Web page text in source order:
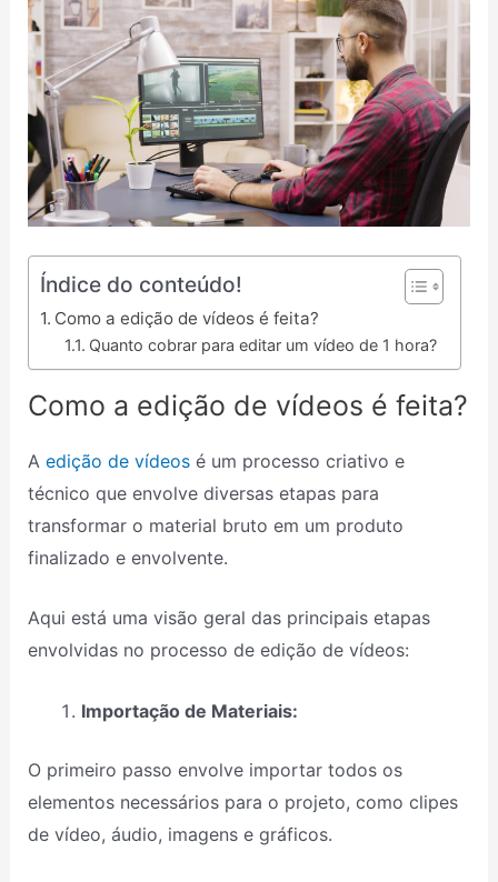
Índice do conteúdo!
Como a edição de vídeos é feita?
Quanto cobrar para editar um vídeo de 1 hora?
Como a edição de vídeos é feita?
A edição de vídeosé um processo criativo e
técnico que envolve diversas etapas para
transformar o material bruto em um produto
finalizado e envolvente.
Aqui está uma visão geral das principais etapas
envolvidas no processo de edição de vídeos:
Importação de Materiais:
O primeiro passo envolve importar todos os
elementos necessários para o projeto, como clipes
de vídeo, áudio, imagens e gráficos.